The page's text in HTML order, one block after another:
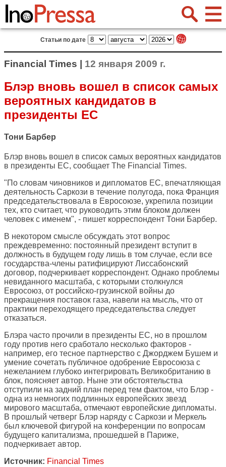
Статьи по дате
Financial Times | 12 января 2009 г.
Блэр вновь вошел в список самых
вероятных кандидатов в
президенты ЕС
Тони Барбер
Блэр вновь вошел в список самых вероятных кандидатов
в президенты ЕС, сообщает The Financial Times.
"По словам чиновников и дипломатов ЕС, впечатляющая
деятельность Саркози в течение полугода, пока Франция
председательствовала в Евросоюзе, укрепила позиции
тех, кто считает, что руководить этим блоком должен
человек с именем", - пишет корреспондент Тони Барбер.
В некотором смысле обсуждать этот вопрос
преждевременно: постоянный президент вступит в
должность в будущем году лишь в том случае, если все
государства-члены ратифицируют Лиссабонский
договор, подчеркивает корреспондент. Однако проблемы
невиданного масштаба, с которыми столкнулся
Евросоюз, от российско-грузинской войны до
прекращения поставок газа, навели на мысль, что от
практики переходящего председательства следует
отказаться.
Блэра часто прочили в президенты ЕС, но в прошлом
году против него сработало несколько факторов -
например, его тесное партнерство с Джорджем Бушем и
умение сочетать публичное одобрение Евросоюза с
нежеланием глубоко интегрировать Великобританию в
блок, поясняет автор. Ныне эти обстоятельства
отступили на задний план перед тем фактом, что Блэр -
одна из немногих подлинных европейских звезд
мирового масштаба, отмечают европейские дипломаты.
В прошлый четверг Блэр наряду с Саркози и Меркель
был ключевой фигурой на конференции по вопросам
будущего капитализма, прошедшей в Париже,
подчеркивает автор.
Источник: Financial Times